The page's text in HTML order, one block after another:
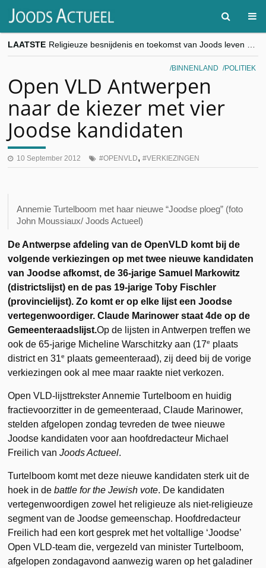
LAATSTE
“Besnijdenisdebat toont hoe moeilijk seculiere Westen minderheden begrijpt”, Jinnih Beels (Vooruit)
CITYTRIP | ROEMENIË – Boekarest: de verrassing van Oost-Europa
BINNENLAND POLITIEK
Open VLD Antwerpen
naar de kiezer met vier
Joodse kandidaten
10 September 2012 OPENVLD, VERKIEZINGEN
Annemie Turtelboom met haar nieuwe “Joodse ploeg” (foto
John Moussiaux/ Joods Actueel)
De Antwerpse afdeling van de OpenVLD komt bij de
volgende verkiezingen op met twee nieuwe kandidaten
van Joodse afkomst, de 36-jarige Samuel Markowitz
(districtslijst) en de pas 19-jarige Toby Fischler
(provincielijst). Zo komt er op elke lijst een Joodse
vertegenwoordiger. Claude Marinower staat 4de op de
Gemeenteraadslijst.Op de lijsten in Antwerpen treffen we
ook de 65-jarige Micheline Warschitzky aan (17e plaats
district en 31e plaats gemeenteraad), zij deed bij de vorige
verkiezingen ook al mee maar raakte niet verkozen.
Open VLD-lijsttrekster Annemie Turtelboom en huidig
fractievoorzitter in de gemeenteraad, Claude Marinower,
stelden afgelopen zondag tevreden de twee nieuwe
Joodse kandidaten voor aan hoofdredacteur Michael
Freilich vanJoods Actueel.
Turtelboom komt met deze nieuwe kandidaten sterk uit de
hoek in debattle for the Jewish vote. De kandidaten
vertegenwoordigen zowel het religieuze als niet-religieuze
segment van de Joodse gemeenschap. Hoofdredacteur
Freilich had een kort gesprek met het voltallige ‘Joodse’
Open VLD-team die, vergezeld van minister Turtelboom,
afgelopen zondagavond aanwezig waren op het galadiner